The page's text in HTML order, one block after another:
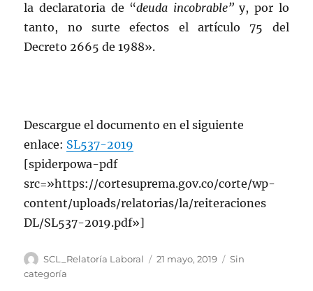
la declaratoria de “deuda incobrable”y, por lo
tanto, no surte efectos el artículo 75 del
Decreto 2665 de 1988».
Descargue el documento en el siguiente
enlace: SL537-2019
[spiderpowa-pdf
src=»https://cortesuprema.gov.co/corte/wp-
content/uploads/relatorias/la/reiteraciones
DL/SL537-2019.pdf»]
Autor
SCL_Relatoría Laboral
Publicado
21 mayo, 2019 Categorías
Sin
categoría